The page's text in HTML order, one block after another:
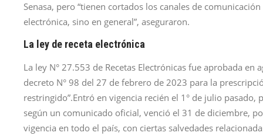
Senasa, pero “tienen cortados los canales de
electrónica, sino en general”, aseguraron.
La ley de receta electrónica
La ley N° 27.553 de Recetas Electrónicas fue aprobada
decreto N° 98 del 27 de febrero de 2023 para la
restringido”.Entró en vigencia recién el 1° de julio
según un comunicado oficial, venció el 31 de diciembre,
vigencia en todo el país, con ciertas salvedades